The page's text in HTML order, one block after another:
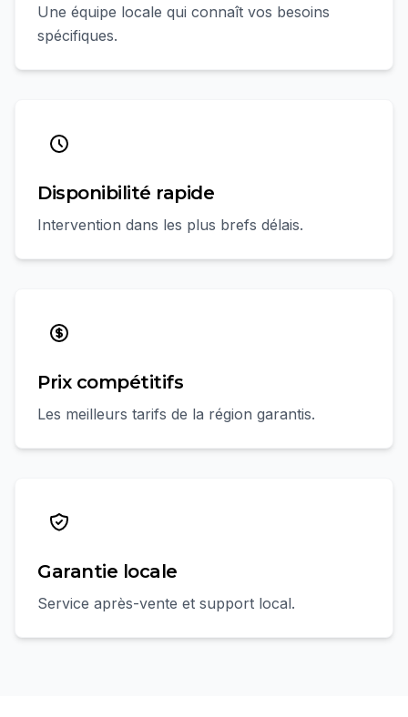
Une équipe locale qui connaît vos besoins
spécifiques.
Disponibilité rapide
Intervention dans les plus brefs délais.
Prix compétitifs
Les meilleurs tarifs de la région garantis.
Garantie locale
Service après-vente et support local.